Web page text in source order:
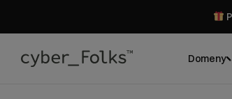
Domeny